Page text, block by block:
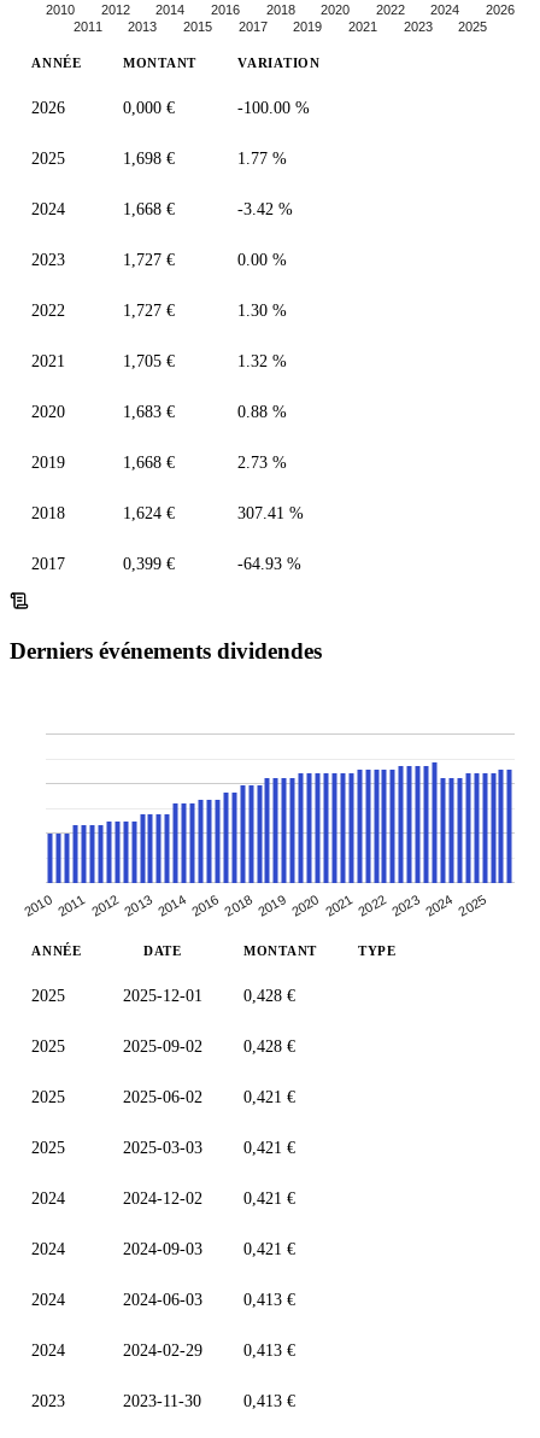
2010
2011
2012
2013
2014
2015
2016
2017
2018
2019
2020
2021
2022
2023
2024
2025
2026
ANNÉE MONTANT VARIATION
2026 0,000 € -100.00 %
2025 1,698 € 1.77 %
2024 1,668 € -3.42 %
2023 1,727 € 0.00 %
2022 1,727 € 1.30 %
2021 1,705 € 1.32 %
2020 1,683 € 0.88 %
2019 1,668 € 2.73 %
2018 1,624 € 307.41 %
2017 0,399 € -64.93 %
Derniers événements dividendes
2010 2011 201220132014 2016 20182019 2020 2021202220232024 2025
ANNÉE DATE MONTANT TYPE
2025 2025-12-01 0,428 €
2025 2025-09-02 0,428 €
2025 2025-06-02 0,421 €
2025 2025-03-03 0,421 €
2024 2024-12-02 0,421 €
2024 2024-09-03 0,421 €
2024 2024-06-03 0,413 €
2024 2024-02-29 0,413 €
2023 2023-11-30 0,413 €